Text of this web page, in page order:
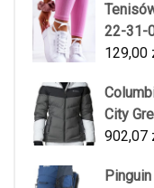
22-31-
129,00
City
902,07